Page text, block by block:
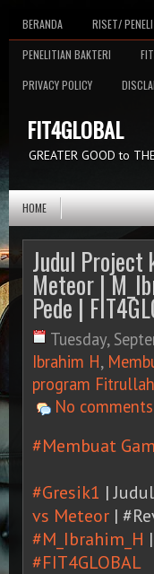
BERANDA RISET/
PENELITIAN BAKTERI
PRIVACY POLICY
FIT4GLOBAL
GREATER GOOD to
HOME
Judul Project
Meteor |
Pede |
Tuesday,
Ibrahim H,
program Fitrullah
No comments
#Membuat
#Gresik1 |
vs Meteor |
#M_Ibrahim_H
#FIT4GLOBAL